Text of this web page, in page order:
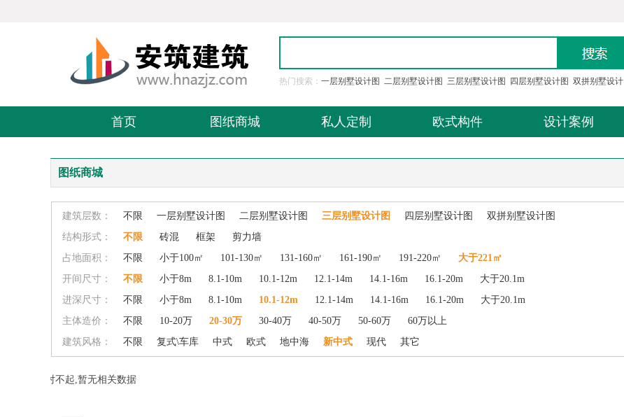
热门搜索： 一层别墅设计图 二层别墅设计图 三层别墅设计图 四层别墅设计图 双拼别墅设计
首页 图纸商城 私人定制 欧式构件 设计案例
图纸商城
建筑层数： 不限 一层别墅设计图 二层别墅设计图 三层别墅设计图 四层别墅设计图
双拼别墅设计图
结构形式：
不限 砖混 框架
剪力墙
占地面积：
不限 小于100㎡ 101-130㎡ 131-160㎡ 161-190㎡ 191-220㎡
大于221㎡
开间尺寸：
不限 小于8m 8.1-10m 10.1-12m 12.1-14m 14.1-16m 16.1-20m
大于20.1m
进深尺寸：
不限 小于8m 8.1-10m 10.1-12m 12.1-14m 14.1-16m 16.1-20m
大于20.1m
主体造价：
不限 10-20万 20-30万 30-40万 40-50万 50-60万
60万以上
建筑风格：
不限 复式\车库 中式 欧式 地中海 新中式 现代 其它
对不起,暂无相关数据